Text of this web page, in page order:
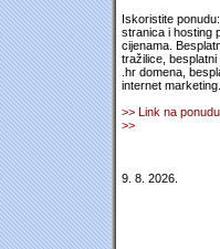
Iskoristite
stranica i hosting
cijenama.
tražilice,
.hr domena,
internet marketing...
>> Link na
>>
9. 8. 2026.